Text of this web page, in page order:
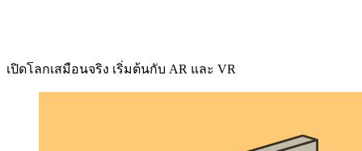
เปิดโลกเสมือนจริง เริ่มต้นกับ AR และ VR